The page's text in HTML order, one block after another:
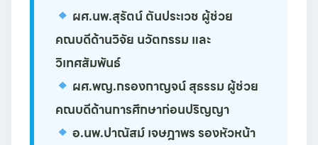
ผศ.นพ.สุรัตน์ ตันประเวช ผู้ช่วย
คณบดีด้านวิจัย นวัตกรรม และ
วิเทศสัมพันธ์
ผศ.พญ.กรองกาญจน์ สุธรรม ผู้ช่วย
คณบดีด้านการศึกษาก่อนปริญญา
อ.นพ.ปาณัสม์ เจษฎาพรรองหัวหน้า